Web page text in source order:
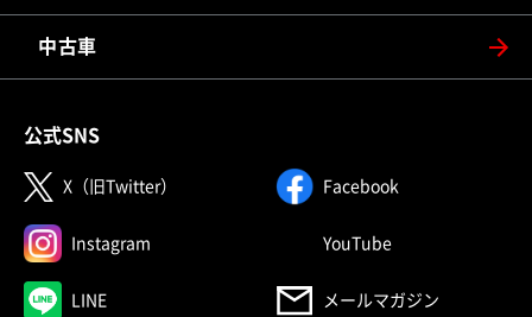
中古車
公式SNS
X（旧Twitter） （別ウィンドウで開く）Facebook（別ウィンドウ
Instagram （別ウィンドウで開く）YouTube（別ウィンドウで
LINE（別ウィンドウで開く） メールマガジン